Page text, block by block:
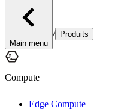
Main menu
/ Produits
Compute
Edge Compute